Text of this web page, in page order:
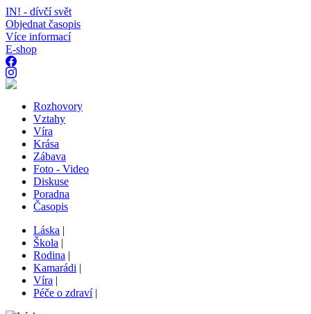
IN! - dívčí svět
Objednat časopis
Více informací
E-shop
Rozhovory
Vztahy
Víra
Krása
Zábava
Foto - Video
Diskuse
Poradna
Časopis
Láska |
Škola |
Rodina |
Kamarádi |
Víra |
Péče o zdraví|